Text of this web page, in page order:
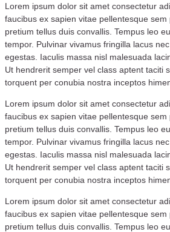
Lorem ipsum dolor sit amet consectetur
faucibus ex sapien vitae pellentesque
pretium tellus duis convallis. Tempus leo
tempor. Pulvinar vivamus fringilla lacus
egestas. Iaculis massa nisl malesuada
Ut hendrerit semper vel class aptent taciti
torquent per conubia nostra inceptos
Lorem ipsum dolor sit amet consectetur
faucibus ex sapien vitae pellentesque
pretium tellus duis convallis. Tempus leo
tempor. Pulvinar vivamus fringilla lacus
egestas. Iaculis massa nisl malesuada
Ut hendrerit semper vel class aptent taciti
torquent per conubia nostra inceptos
Lorem ipsum dolor sit amet consectetur
faucibus ex sapien vitae pellentesque
pretium tellus duis convallis. Tempus leo